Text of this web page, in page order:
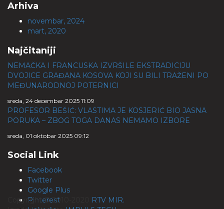
Arhiva
novembar, 2024
mart, 2020
Najčitaniji
NEMAČKA I FRANCUSKA IZVRŠILE EKSTRADICIJU
DVOJICE GRAĐANA KOSOVA KOJI SU BILI TRAŽENI PO
MEĐUNARODNOJ POTERNICI
sreda, 24 decembar 2025 11:09
PROFESOR BEŠIĆ: VLASTIMA JE KOSJERIĆ BIO JASNA
PORUKA – ZBOG TOGA DANAS NEMAMO IZBORE
sreda, 01 oktobar 2025 09:12
Social Link
Facebook
Twitter
Google Plus
Pinterest
Copyright © 2010-2020
RTV MIR.